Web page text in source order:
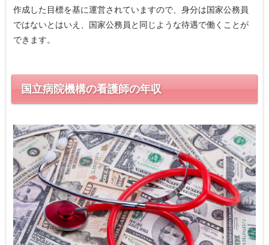
作成した目標を基に運営されていますので、身分は国家公務員
ではないとはいえ、国家公務員と同じような待遇で働くことが
できます。
国立病院機構の看護師の年収